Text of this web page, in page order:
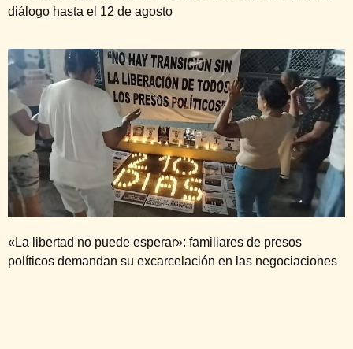
diálogo hasta el 12 de agosto
«La libertad no puede esperar»: familiares de presos
políticos demandan su excarcelación en las negociaciones